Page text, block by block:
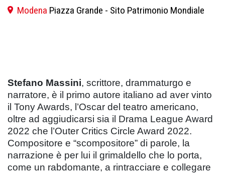
Modena Piazza Grande - Sito Patrimonio Mondiale
Stefano Massini, scrittore, drammaturgo e
narratore, è il primo autore italiano ad aver vinto
il Tony Awards, l’Oscar del teatro americano,
oltre ad aggiudicarsi sia il Drama League Award
2022 che l’Outer Critics Circle Award 2022.
Compositore e “scompositore” di parole, la
narrazione è per lui il grimaldello che lo porta,
come un rabdomante, a rintracciare e collegare